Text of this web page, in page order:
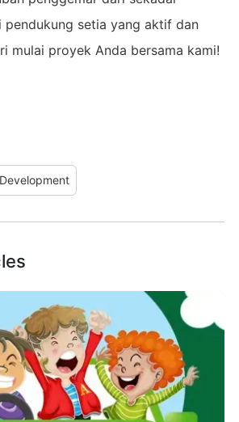
pendukung setia yang aktif dan
mulai proyek Anda bersama kami!